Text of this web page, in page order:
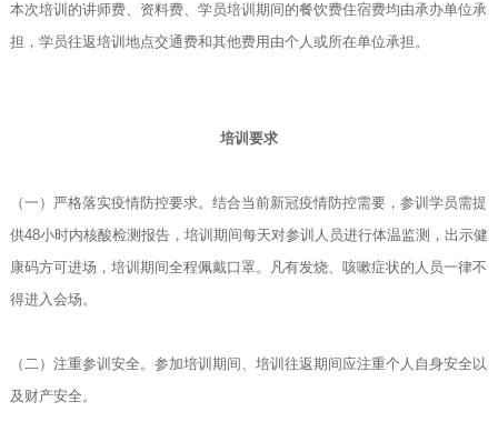
本次培训的讲师费、资料费、学员培训期间的餐饮费住宿费均由承办单位承
担，学员往返培训地点交通费和其他费用由个人或所在单位承担。
培训要求
（一）严格落实疫情防控要求。结合当前新冠疫情防控需要，参训学员需提
供48小时内核酸检测报告，培训期间每天对参训人员进行体温监测，出示健
康码方可进场，培训期间全程佩戴口罩。凡有发烧、咳嗽症状的人员一律不
得进入会场。
（二）注重参训安全。参加培训期间、培训往返期间应注重个人自身安全以
及财产安全。